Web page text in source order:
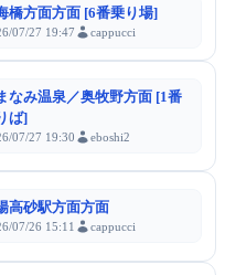
橋方面方面 [6番乗り場]
07/27 19:47 cappucci
なみ温泉／奥牧野方面 [1番
ば]
07/27 19:30 eboshi2
高砂駅方面方面
07/26 15:11 cappucci